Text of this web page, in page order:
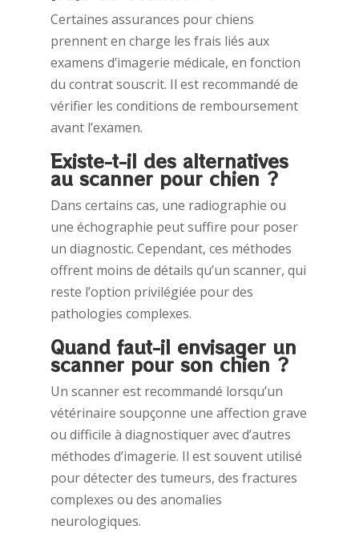
Certaines assurances pour chiens
prennent en charge les frais liés aux
examens d’imagerie médicale, en fonction
du contrat souscrit. Il est recommandé de
vérifier les conditions de remboursement
avant l’examen.
Existe-t-il des alternatives
au scanner pour chien ?
Dans certains cas, une radiographie ou
une échographie peut suffire pour poser
un diagnostic. Cependant, ces méthodes
offrent moins de détails qu’un scanner, qui
reste l’option privilégiée pour des
pathologies complexes.
Quand faut-il envisager un
scanner pour son chien ?
Un scanner est recommandé lorsqu’un
vétérinaire soupçonne une affection grave
ou difficile à diagnostiquer avec d’autres
méthodes d’imagerie. Il est souvent utilisé
pour détecter des tumeurs, des fractures
complexes ou des anomalies
neurologiques.